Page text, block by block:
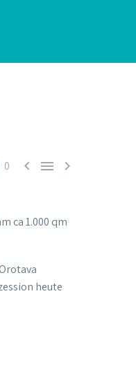
0   
ca 1.000 qm
heute